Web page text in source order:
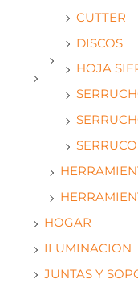
CUTTER
DISCOS
HOJA
HOGAR
ILUMINACION
JUNTAS Y